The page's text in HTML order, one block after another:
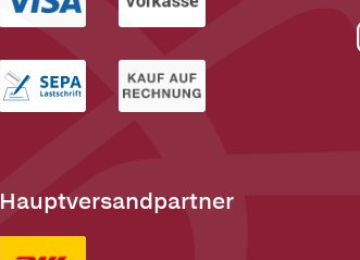
Hauptversandpartner